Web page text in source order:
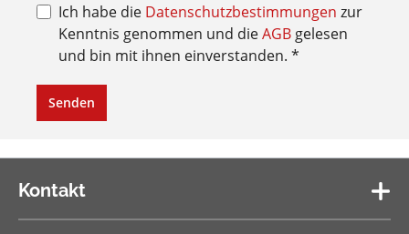
Ich habe die Datenschutzbestimmungen zur
Kenntnis genommen und dieAGB gelesen
und bin mit ihnen einverstanden. *
Senden
Kontakt